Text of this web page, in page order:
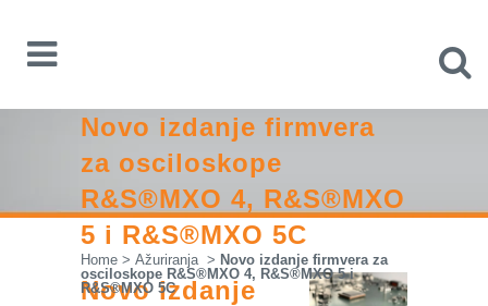
Novo izdanje firmvera
za osciloskope
R&S®MXO 4, R&S®MXO
5 i R&S®MXO 5C
Home > Ažuriranja > Novo izdanje firmvera za
osciloskope R&S®MXO 4, R&S®MXO 5 i
R&S®MXO 5C
Novo izdanje